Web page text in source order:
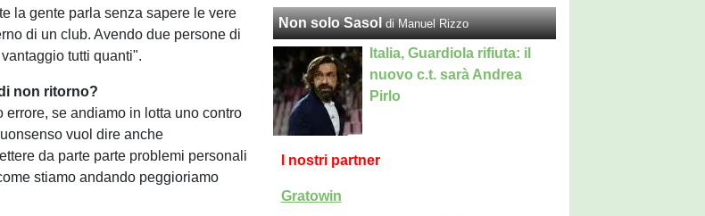
la gente parla senza sapere le vere
di un club. Avendo due persone di
tutti quanti".
non ritorno?
se andiamo in lotta uno contro
vuol dire anche
da parte parte problemi personali
stiamo andando peggioriamo
Non solo Sasol di Manuel Rizzo
Italia, Guardiola rifiuta: il
nuovo c.t. sarà Andrea
Pirlo
I nostri partner
Gratowin